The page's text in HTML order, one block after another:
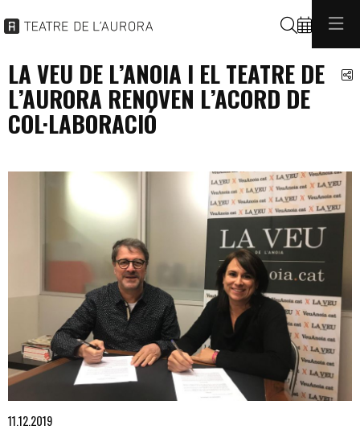
Buscar
LA VEU DE L’ANOIA I EL TEATRE DE
L’AURORA RENOVEN L’ACORD DE
COL·LABORACIÓ
Diapositiva 1 de 1
11.12.2019